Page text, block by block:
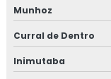
Munhoz
Curral de Dentro
Inimutaba